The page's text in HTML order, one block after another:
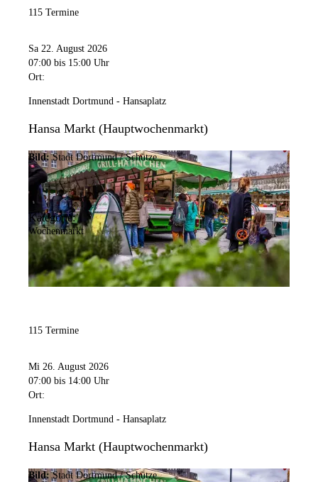
115 Termine
Sa 22. August 2026
07:00 bis 15:00 Uhr
Ort:
Innenstadt Dortmund - Hansaplatz
Hansa Markt (Hauptwochenmarkt)
Bild: Stadt Dortmund / Schütze
Kategorie:
Wochenmarkt
115 Termine
Mi 26. August 2026
07:00 bis 14:00 Uhr
Ort:
Innenstadt Dortmund - Hansaplatz
Hansa Markt (Hauptwochenmarkt)
Bild: Stadt Dortmund / Schütze